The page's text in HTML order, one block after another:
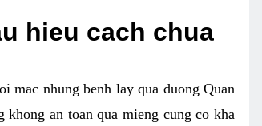
hieu cach chua
mac nhung benh lay qua duong Quan
an toan qua mieng cung co kha